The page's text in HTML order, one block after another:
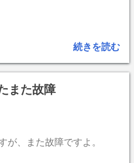
爪楊枝で塞ぐとピッチャー
素晴らしく理想に近づきま
イラーが1.5Lなので普通に
使うには無理があると思い
席ですがネルドリップが
続きを読む
また故障
が、また故障ですよ。